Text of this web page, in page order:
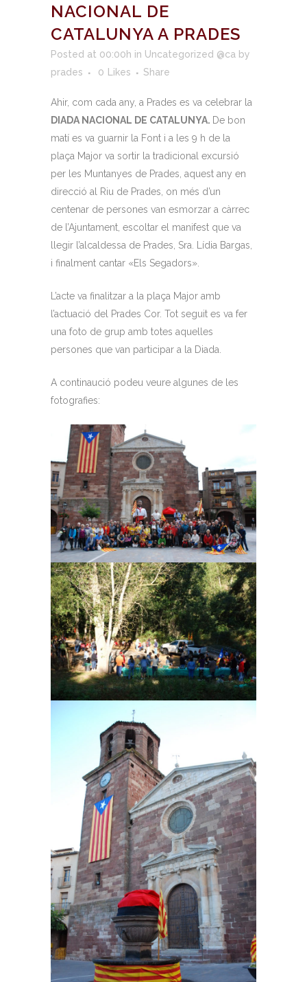
NACIONAL DE
CATALUNYA A PRADES
Posted at 00:00h in Uncategorized @ca by
prades
0 Likes Share
Ahir, com cada any, a Prades es va celebrar la
DIADA NACIONAL DE CATALUNYA. De bon
matí es va guarnir la Font i a les 9 h de la
plaça Major va sortir la tradicional excursió
per les Muntanyes de Prades, aquest any en
direcció al Riu de Prades, on més d’un
centenar de persones van esmorzar a càrrec
de l’Ajuntament, escoltar el manifest que va
llegir l’alcaldessa de Prades, Sra. Lídia Bargas,
i finalment cantar «Els Segadors».
L’acte va finalitzar a la plaça Major amb
l’actuació del Prades Cor. Tot seguit es va fer
una foto de grup amb totes aquelles
persones que van participar a la Diada.
A continaució podeu veure algunes de les
fotografies: